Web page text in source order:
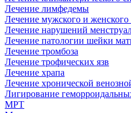
Лечение лимфедемы
Лечение мужского и женского
Лечение нарушений
Лечение патологии шейки
Лечение тромбоза
Лечение трофических язв
Лечение храпа
Лечение хронической
Лигирование
МРТ